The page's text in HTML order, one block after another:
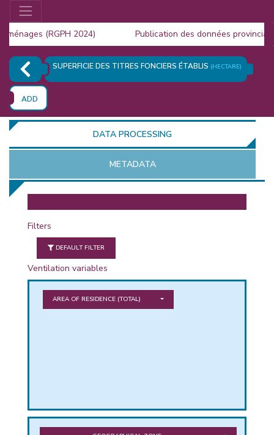
(RGPH 2024)
Publication des données
(RGPH 2024)
SUPERFICIE DES TITRES FONCIERS ÉTABLIS (HECTARE)
ADD
DATA PROCESSING
METADATA
Filters
DEFAULT FILTER
Ventilation variables
AREA OF RESIDENCE (TOTAL)